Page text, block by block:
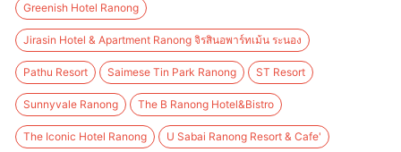
Greenish Hotel Ranong
Jirasin Hotel & Apartment Ranong จิรสินอพาร์ทเม้น ระนอง
Pathu Resort Saimese Tin Park Ranong ST Resort
Sunnyvale Ranong The B Ranong Hotel&Bistro
The Iconic Hotel Ranong U Sabai Ranong Resort & Cafe'